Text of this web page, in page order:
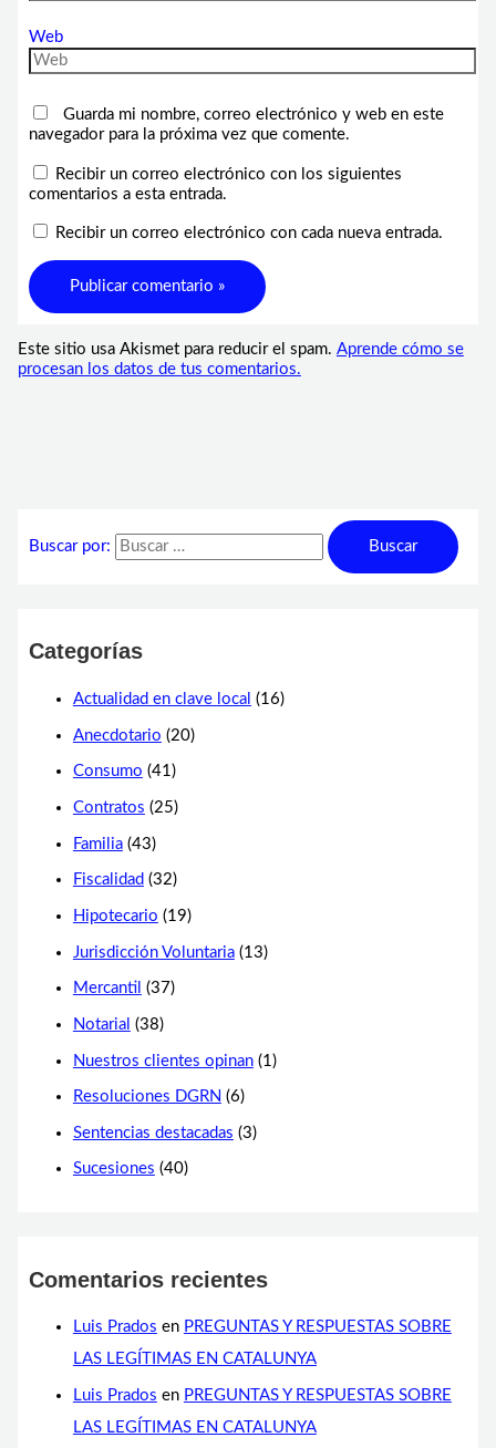
Web
Guarda mi nombre, correo electrónico y web en este
navegador para la próxima vez que comente.
Recibir un correo electrónico con los siguientes
comentarios a esta entrada.
Recibir un correo electrónico con cada nueva entrada.
Este sitio usa Akismet para reducir el spam. Aprende cómo se
procesan los datos de tus comentarios.
Buscar por:
Categorías
Actualidad en clave local (16)
Anecdotario (20)
Consumo (41)
Contratos (25)
Familia(43)
Fiscalidad (32)
Hipotecario (19)
Jurisdicción Voluntaria(13)
Mercantil (37)
Notarial (38)
Nuestros clientes opinan(1)
Resoluciones DGRN (6)
Sentencias destacadas (3)
Sucesiones (40)
Comentarios recientes
Luis Prados en PREGUNTAS Y RESPUESTAS SOBRE
LAS LEGÍTIMAS EN CATALUNYA
Luis Prados en PREGUNTAS Y RESPUESTAS SOBRE
LAS LEGÍTIMAS EN CATALUNYA